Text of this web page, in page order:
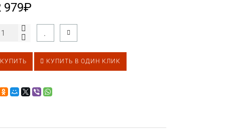
979₽
КУПИТЬ КУПИТЬ В ОДИН КЛИК